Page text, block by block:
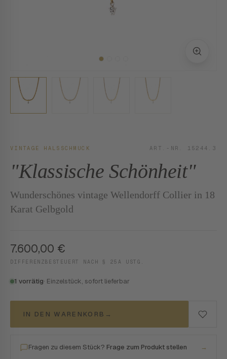
VINTAGE HALSSCHMUCK ART.-NR. 15244.3
"Klassische Schönheit"
Wunderschönes vintage Wellendorff Collier in 18
Karat Gelbgold
7.600,00 €
DIFFERENZBESTEUERT NACH § 25A USTG.
1 vorrätig· Einzelstück, sofort lieferbar
IN DEN WARENKORB →
Fragen zu diesem Stück? Frage zum Produkt stellen →